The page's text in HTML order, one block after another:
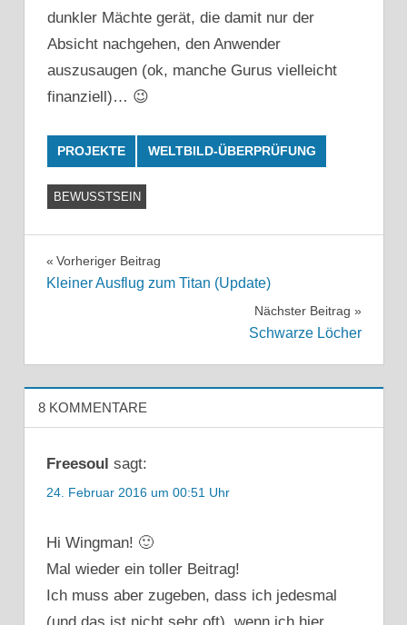
dunkler Mächte gerät, die damit nur der
Absicht nachgehen, den Anwender
auszusaugen (ok, manche Gurus vielleicht
finanziell)… 😉
PROJEKTE WELTBILD-ÜBERPRÜFUNG
BEWUSSTSEIN
Beitragsnavigation
Vorheriger Beitrag
Kleiner Ausflug zum Titan (Update)
Nächster Beitrag
Schwarze Löcher
8 KOMMENTARE
Freesoul sagt:
24. Februar 2016 um 00:51 Uhr
Hi Wingman! 🙂
Mal wieder ein toller Beitrag!
Ich muss aber zugeben, dass ich jedesmal
(und das ist nicht sehr oft), wenn ich hier